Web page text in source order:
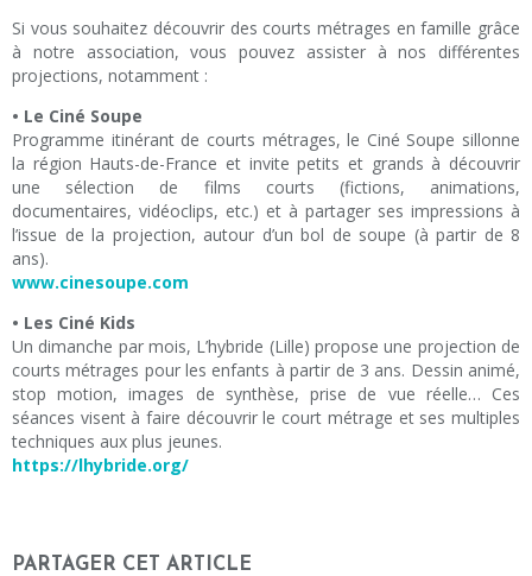
Si vous souhaitez découvrir des courts métrages en famille grâce
à notre association, vous pouvez assister à nos différentes
projections, notamment :
• Le Ciné Soupe
Programme itinérant de courts métrages, le Ciné Soupe sillonne
la région Hauts-de-France et invite petits et grands à découvrir
une sélection de films courts (fictions, animations,
documentaires, vidéoclips, etc.) et à partager ses impressions à
l’issue de la projection, autour d’un bol de soupe (à partir de 8
ans).
www.cinesoupe.com
• Les Ciné Kids
Un dimanche par mois, L’hybride (Lille) propose une projection de
courts métrages pour les enfants à partir de 3 ans. Dessin animé,
stop motion, images de synthèse, prise de vue réelle… Ces
séances visent à faire découvrir le court métrage et ses multiples
techniques aux plus jeunes.
https://lhybride.org/
PARTAGER CET ARTICLE